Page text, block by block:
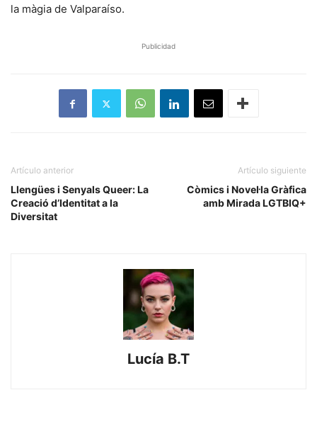
la màgia de Valparaíso.
Publicidad
Artículo anterior
Llengües i Senyals Queer: La
Creació d’Identitat a la
Diversitat
Artículo siguiente
Còmics i Novel·la Gràfica
amb Mirada LGTBIQ+
Lucía B.T